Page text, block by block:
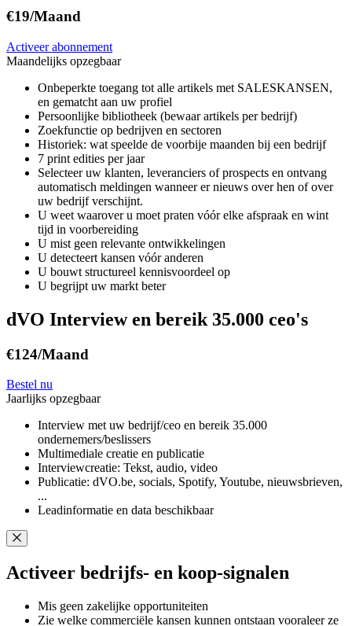
€19/Maand
Activeer abonnement
Maandelijks opzegbaar
Onbeperkte toegang tot alle artikels met SALESKANSEN,
en gematcht aan uw profiel
Persoonlijke bibliotheek (bewaar artikels per bedrijf)
Zoekfunctie op bedrijven en sectoren
Historiek: wat speelde de voorbije maanden bij een bedrijf
7 print edities per jaar
Selecteer uw klanten, leveranciers of prospects en ontvang
automatisch meldingen wanneer er nieuws over hen of over
uw bedrijf verschijnt.
U weet waarover u moet praten vóór elke afspraak en wint
tijd in voorbereiding
U mist geen relevante ontwikkelingen
U detecteert kansen vóór anderen
U bouwt structureel kennisvoordeel op
U begrijpt uw markt beter
dVO Interview en bereik 35.000 ceo's
€124/Maand
Bestel nu
Jaarlijks opzegbaar
Interview met uw bedrijf/ceo en bereik 35.000
ondernemers/beslissers
Multimediale creatie en publicatie
Interviewcreatie: Tekst, audio, video
Publicatie: dVO.be, socials, Spotify, Youtube, nieuwsbrieven,
...
Leadinformatie en data beschikbaar
Activeer bedrijfs- en koop-signalen
Mis geen zakelijke opportuniteiten
Zie welke commerciële kansen kunnen ontstaan vooraleer ze